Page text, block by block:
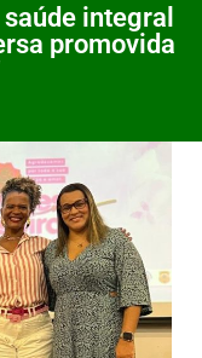
integral
promovida